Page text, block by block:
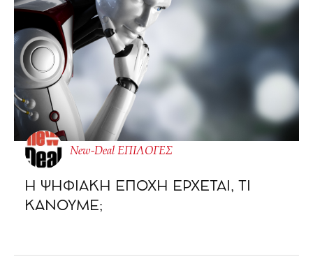
New-Deal ΕΠΙΛΟΓΕΣ
Η ΨΗΦΙΑΚΗ ΕΠΟΧΗ ΕΡΧΕΤΑΙ, ΤΙ
ΚΑΝΟΥΜΕ;